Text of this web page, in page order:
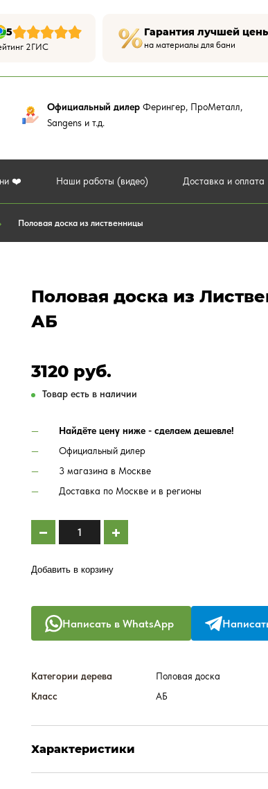
5
2ГИС
Гарантия лучшей
на материалы для бани
Официальный дилер Ферингер, ПроМеталл,
Sangens и т.д.
❤️ Наши работы (видео) Доставка и оплата
Половая доска из лиственницы
Половая доска из
АБ
3120 руб.
Товар есть в наличии
Найдёте цену ниже - сделаем дешевле!
Официальный дилер
3 магазина в Москве
Доставка по Москве и в регионы
Добавить в корзину
Написать в WhatsApp
Категории дерева
Половая доска
Класс
АБ
Характеристики